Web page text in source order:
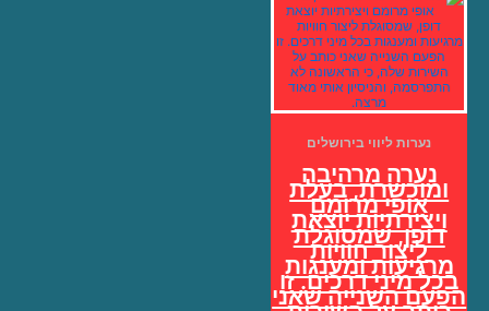
נערות ליווי בירושלים
נערה מרהיבה
ומוכשרת, בעלת
אופי מרומם
ויצירתיות יוצאת
דופן, שמסוגלת
ליצור חוויות
מרגיעות ומענגות
בכל מיני דרכים. זו
הפעם השנייה שאני